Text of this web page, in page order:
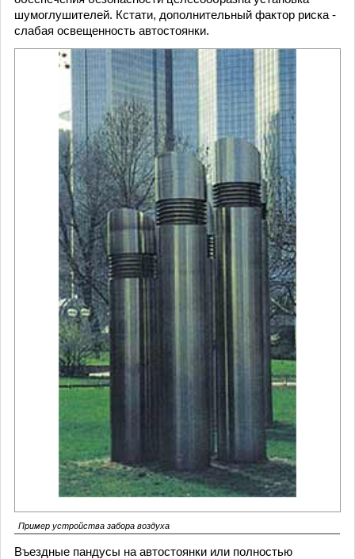
шумоглушителей. Кстати, дополнительный фактор риска -
слабая освещенность автостоянки.
Пример устройства забора воздуха
Въездные пандусы на автостоянки или полностью